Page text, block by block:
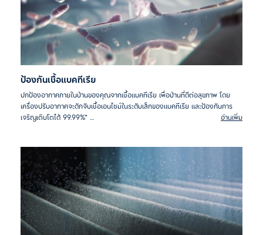
ป้องกันเชื้อแบคทีเรีย
ปกป้องอากาศภายในบ้านของคุณจากเชื้อแบคทีเรีย เพื่อบ้านที่ดีต่อสุขภาพ โดย
เครื่องปรับอากาศจะดักจับเชื้อเอนไซม์ในระดับเล็กของแบคทีเรีย และป้องกันการ
เจริญเติบโตได้ 99.99%*
Klebsiella pneumoniae และ Serratia marcescens ตามมาตรฐาน
GB21551.2-2010 Appendix B ในปี 2021
อ่านเพิ่ม